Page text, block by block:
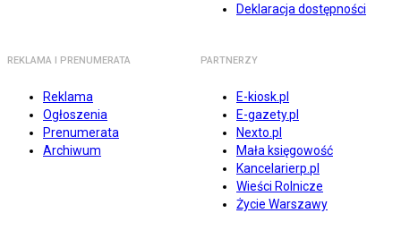
Deklaracja dostępności
REKLAMA I PRENUMERATA
Reklama
Ogłoszenia
Prenumerata
Archiwum
PARTNERZY
E-kiosk.pl
E-gazety.pl
Nexto.pl
Mała księgowość
Kancelarierp.pl
Wieści Rolnicze
Życie Warszawy